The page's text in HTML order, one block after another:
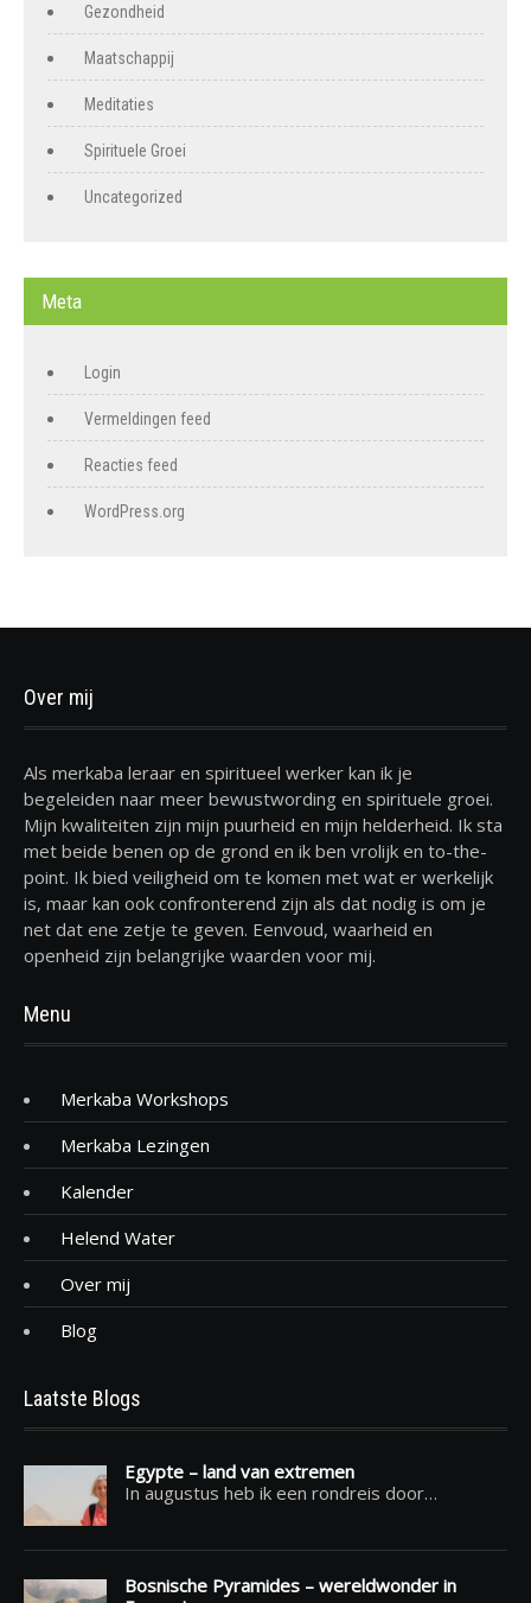
Gezondheid
Maatschappij
Meditaties
Spirituele Groei
Uncategorized
Meta
Login
Vermeldingen feed
Reacties feed
WordPress.org
Over mij
Als merkaba leraar en spiritueel werker kan ik je
begeleiden naar meer bewustwording en spirituele groei.
Mijn kwaliteiten zijn mijn puurheid en mijn helderheid. Ik sta
met beide benen op de grond en ik ben vrolijk en to-the-
point. Ik bied veiligheid om te komen met wat er werkelijk
is, maar kan ook confronterend zijn als dat nodig is om je
net dat ene zetje te geven. Eenvoud, waarheid en
openheid zijn belangrijke waarden voor mij.
Menu
Merkaba Workshops
Merkaba Lezingen
Kalender
Helend Water
Over mij
Blog
Laatste Blogs
Egypte – land van extremen
In augustus heb ik een rondreis door…
Bosnische Pyramides – wereldwonder in